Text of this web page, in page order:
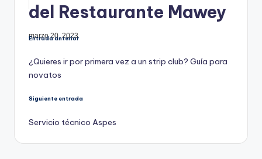
del Restaurante Mawey
marzo 20, 2023
Navegación
de
entradas
Entrada anterior
¿Quieres ir por primera vez a un strip club? Guía para
novatos
Siguiente entrada
Servicio técnico Aspes